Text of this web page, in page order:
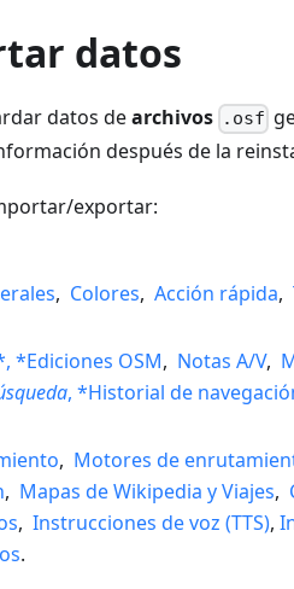
datos
datos dearchivos .osf
después de la
exportar:
, Colores, Acción rápida,
*Ediciones OSM, Notas A/V,
, *Historial de
, Motores de
, Mapas de Wikipedia y Viajes,
, Instrucciones de voz (TTS),
.